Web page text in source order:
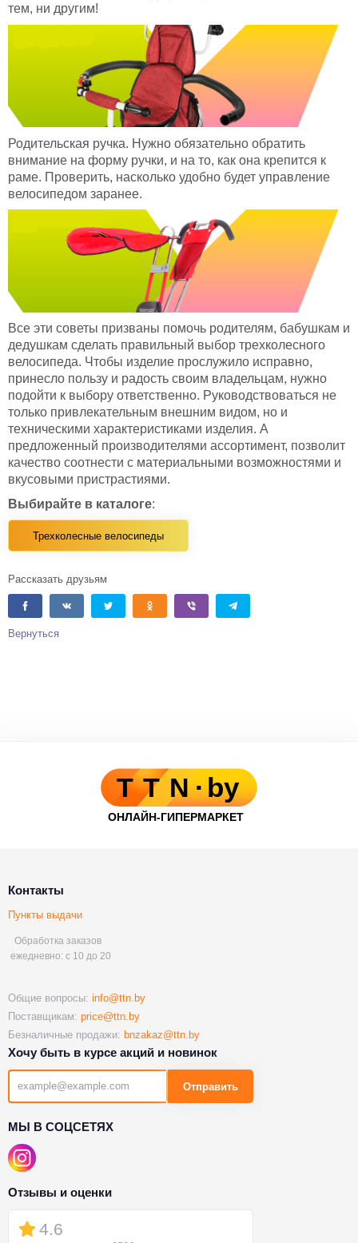
тем, ни другим!
Родительская ручка. Нужно обязательно обратить
внимание на форму ручки, и на то, как она крепится к
раме. Проверить, насколько удобно будет управление
велосипедом заранее.
Все эти советы призваны помочь родителям, бабушкам и
дедушкам сделать правильный выбор трехколесного
велосипеда. Чтобы изделие прослужило исправно,
принесло пользу и радость своим владельцам, нужно
подойти к выбору ответственно. Руководствоваться не
только привлекательным внешним видом, но и
техническими характеристиками изделия. А
предложенный производителями ассортимент, позволит
качество соотнести с материальными возможностями и
вкусовыми пристрастиями.
Выбирайте в каталоге:
Трехколесные велосипеды
Рассказать друзьям
Вернуться
Контакты
Пункты выдачи
Обработка заказов
ежедневно: с 10 до 20
Общие вопросы: info@ttn.by
Поставщикам: price@ttn.by
Безналичные продажи: bnzakaz@ttn.by
Хочу быть в курсе акций и новинок
Отправить
МЫ В СОЦСЕТЯХ
Отзывы и оценки
4.6